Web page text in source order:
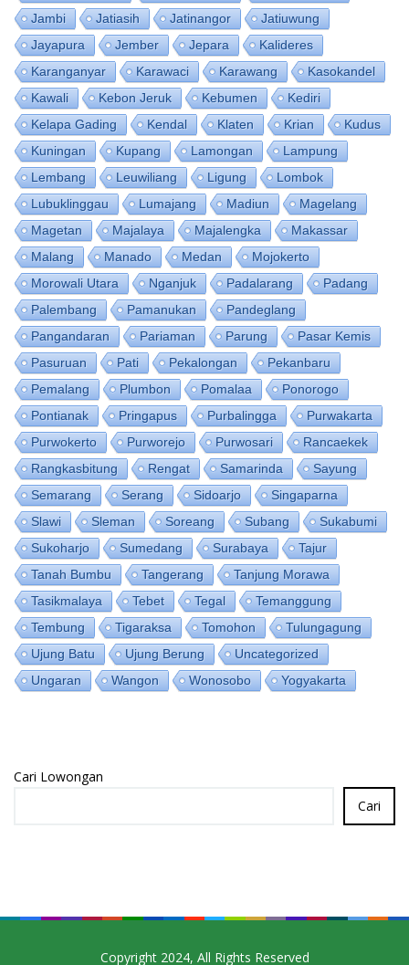
Jambi
Jatiasih Jatinangor
Jatiuwung
Jayapura
Jember Jepara
Kalideres
Karanganyar
Karawaci Karawang
Kasokandel
Kawali
Kebon Jeruk Kebumen
Kediri
Kelapa Gading
Kendal Klaten Krian
Kudus
Kuningan
Kupang Lamongan
Lampung
Lembang
Leuwiliang Ligung
Lombok
Lubuklinggau
Lumajang Madiun
Magelang
Magetan
Majalaya Majalengka
Makassar
Malang
Manado Medan
Mojokerto
Morowali Utara
Nganjuk Padalarang
Padang
Palembang
Pamanukan
Pandeglang
Pangandaran
Pariaman Parung
Pasar Kemis
Pasuruan
Pati Pekalongan
Pekanbaru
Pemalang
Plumbon Pomalaa
Ponorogo
Pontianak
Pringapus Purbalingga
Purwakarta
Purwokerto
Purworejo Purwosari
Rancaekek
Rangkasbitung
Rengat Samarinda
Sayung
Semarang
Serang Sidoarjo
Singaparna
Slawi
Sleman Soreang Subang
Sukabumi
Sukoharjo
Sumedang Surabaya
Tajur
Tanah Bumbu
Tangerang
Tanjung Morawa
Tasikmalaya
Tebet Tegal
Temanggung
Tembung
Tigaraksa Tomohon
Tulungagung
Ujung Batu
Ujung Berung
Uncategorized
Ungaran
Wangon Wonosobo Yogyakarta
Cari Lowongan
Cari
Copyright 2024, All Rights Reserved